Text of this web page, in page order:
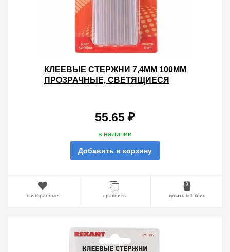
КЛЕЕВЫЕ СТЕРЖНИ 7,4ММ 100ММ
ПРОЗРАЧНЫЕ, СВЕТЯЩИЕСЯ
55.65 ₽
в наличии
Добавить в корзину
в избранные сравнить купить в 1 клик